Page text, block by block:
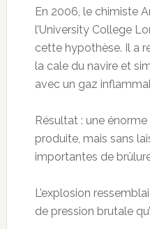
En 2006, le chimiste
l’University College
cette hypothèse. Il a
la cale du navire et
avec un gaz
Résultat : une
produite, mais sans
importantes de
L’explosion
de pression brutale